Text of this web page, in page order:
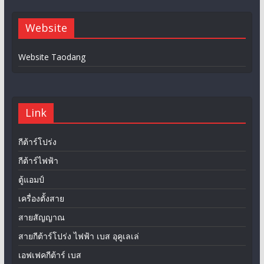
Website
Website Taodang
Link
กีต้าร์โปร่ง
กีต้าร์ไฟฟ้า
ตู้แอมป์
เครื่องตั้งสาย
สายสัญญาณ
สายกีต้าร์โปร่ง ไฟฟ้า เบส อุคูเลเล่
เอฟเฟคกีต้าร์ เบส